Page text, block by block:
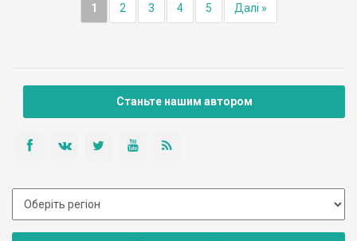
1 2 3 4 5 Далі »
Станьте нашим автором